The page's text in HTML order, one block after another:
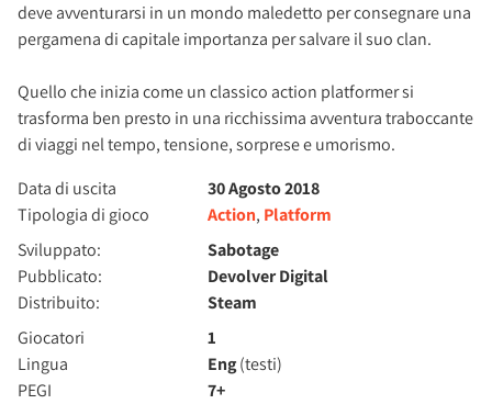
deve avventurarsi in un mondo maledetto per consegnare una
pergamena di capitale importanza per salvare il suo clan.
Quello che inizia come un classico action platformer si
trasforma ben presto in una ricchissima avventura traboccante
di viaggi nel tempo, tensione, sorprese e umorismo.
Data di uscita
30 Agosto 2018
Tipologia di gioco
Action, Platform
Sviluppato:
Sabotage
Pubblicato:
Devolver Digital
Distribuito:
Steam
Giocatori
1
Lingua
Eng(testi)
PEGI
7+